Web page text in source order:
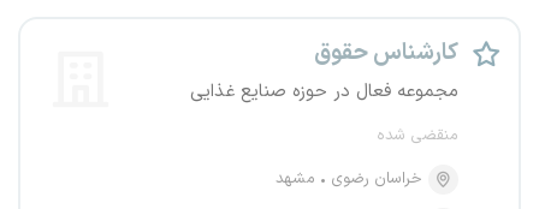
کارشناس حقوق
مجموعه فعال در حوزه صنایع غذایی
منقضی شده
خراسان رضوی
مشهد